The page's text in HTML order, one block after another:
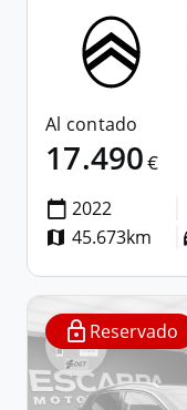
Al contado
17.490€
2022
45.673km
Reservado